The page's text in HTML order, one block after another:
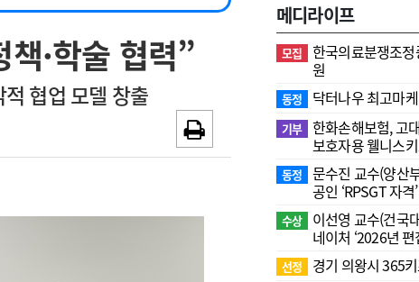
~2026-08-15
~2026-08-31
채용시까지
·학술 협력”
협업 모델 창출
메디라이프
모집
한국의료분쟁조
원
동정 닥터나우 최고마
기부 한화손해보험, 고
보호자용 웰니스
동정
문수진 교수( 양산
공인 ‘RPSGT 자격
수상
이선영 교수(건국
네이처 ‘2026년 편
선정 경기 의왕시 365